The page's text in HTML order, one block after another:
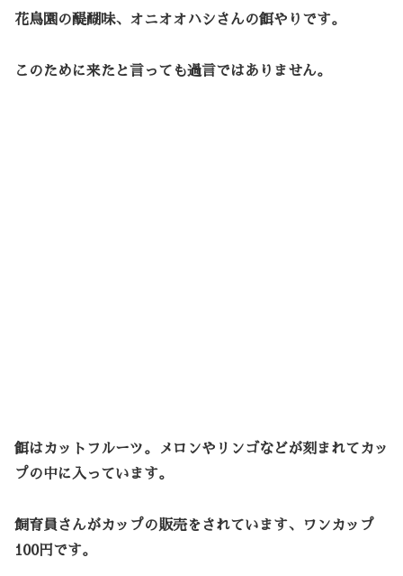
花鳥園の醍醐味、オニオオハシさんの餌やりです。
このために来たと言っても過言ではありません。
餌はカットフルーツ。メロンやリンゴなどが刻まれてカッ
プの中に入っています。
飼育員さんがカップの販売をされています、ワンカップ
100円です。